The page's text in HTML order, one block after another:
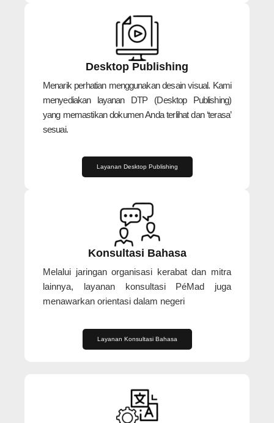
Desktop Publishing
Menarik perhatian menggunakan desain visual. Kami
menyediakan layanan DTP (Desktop Publishing)
yang memastikan dokumen Anda terlihat dan ‘terasa’
sesuai.
Layanan Desktop Publishing
Konsultasi Bahasa
Melalui jaringan organisasi kerabat dan mitra
lainnya, layanan konsultasi PéMad juga
menawarkan orientasi dalam negeri
Layanan Konsultasi Bahasa